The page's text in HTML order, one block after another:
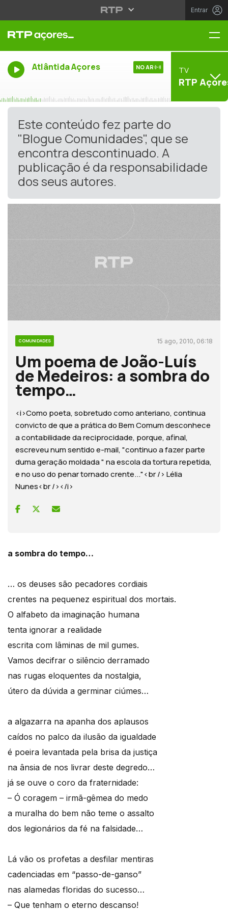
Entrar
Atlântida Açores NO AR TV
RTP
Este conteúdo fez parte do
"Blogue Comunidades", que se
encontra descontinuado. A
publicação é da responsabilidade
dos seus autores.
COMUNIDADES 15 ago, 2010, 06:18
Um poema de João-Luís
de Medeiros: a sombra do
tempo…
<i>Como poeta, sobretudo como anteriano, continua
convicto de que a prática do Bem Comum desconhece
a contabilidade da reciprocidade, porque, afinal,
escreveu num sentido e-mail, "continuo a fazer parte
duma geração moldada " na escola da tortura repetida,
e no uso do penar tornado crente..."<br /> Lélia
Nunes<br /></i>
a sombra do tempo…
… os deuses são pecadores cordiais
crentes na pequenez espiritual dos mortais.
O alfabeto da imaginação humana
tenta ignorar a realidade
escrita com lâminas de mil gumes.
Vamos decifrar o silêncio derramado
nas rugas eloquentes da nostalgia,
útero da dúvida a germinar ciúmes…
a algazarra na apanha dos aplausos
caídos no palco da ilusão da igualdade
é poeira levantada pela brisa da justiça
na ânsia de nos livrar deste degredo…
já se ouve o coro da fraternidade:
– Ó coragem – irmã-gêmea do medo
a muralha do bem não teme o assalto
dos legionários da fé na falsidade…
Lá vão os profetas a desfilar mentiras
cadenciadas em “passo-de-ganso”
nas alamedas floridas do sucesso…
– Que tenham o eterno descanso!